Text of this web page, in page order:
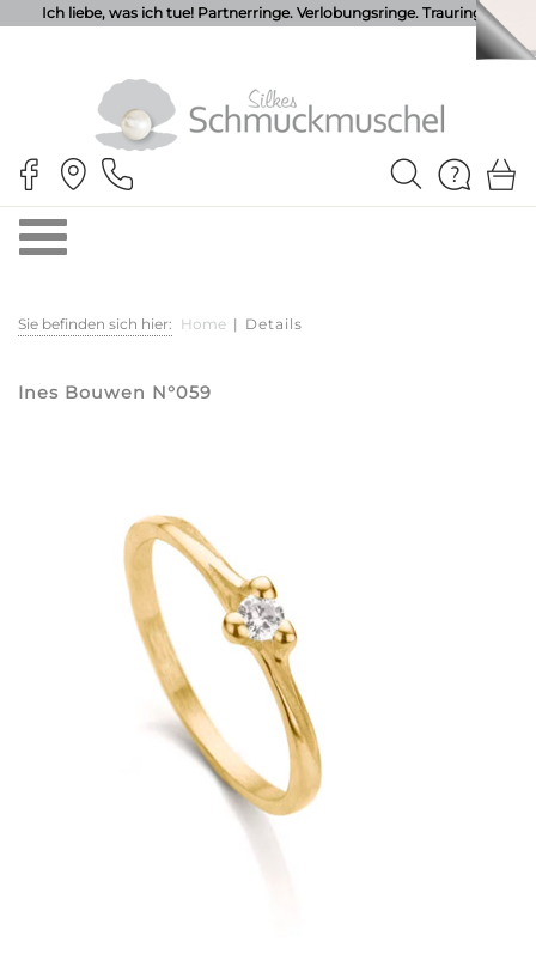
Ich liebe, was ich tue! Partnerringe. Verlobungsringe. Trauringe.
Sie befinden sich hier: Home | Details
Ines Bouwen N°059